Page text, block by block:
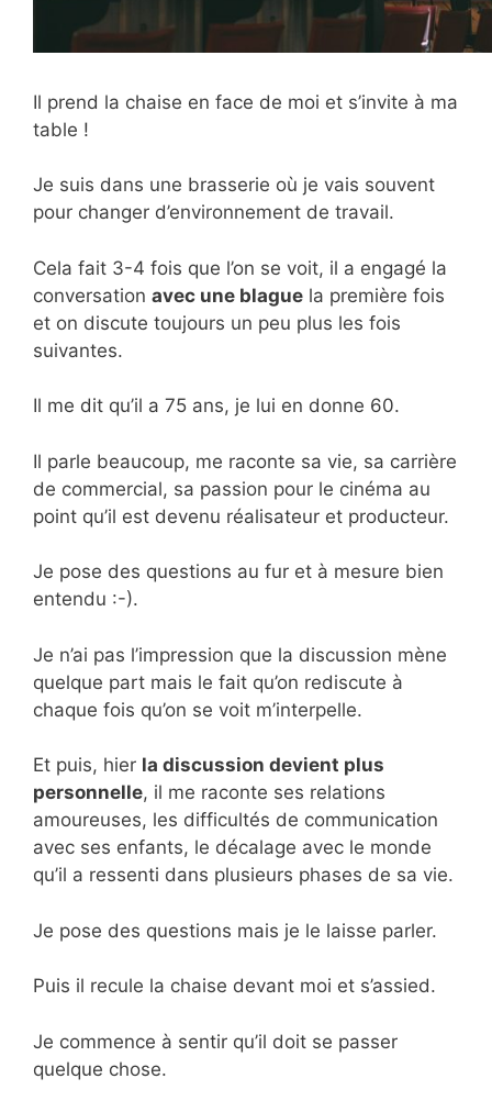
Il prend la chaise en face de moi et s’invite à ma
table !
Je suis dans une brasserie où je vais souvent
pour changer d’environnement de travail.
Cela fait 3-4 fois que l’on se voit, il a engagé la
conversation avec une blague la première fois
et on discute toujours un peu plus les fois
suivantes.
Il me dit qu’il a 75 ans, je lui en donne 60.
Il parle beaucoup, me raconte sa vie, sa carrière
de commercial, sa passion pour le cinéma au
point qu’il est devenu réalisateur et producteur.
Je pose des questions au fur et à mesure bien
entendu :-).
Je n’ai pas l’impression que la discussion mène
quelque part mais le fait qu’on rediscute à
chaque fois qu’on se voit m’interpelle.
Et puis, hier la discussion devient plus
personnelle, il me raconte ses relations
amoureuses, les difficultés de communication
avec ses enfants, le décalage avec le monde
qu’il a ressenti dans plusieurs phases de sa vie.
Je pose des questions mais je le laisse parler.
Puis il recule la chaise devant moi et s’assied.
Je commence à sentir qu’il doit se passer
quelque chose.